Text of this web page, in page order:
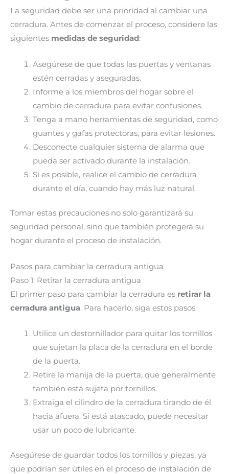
La seguridad debe ser una prioridad al cambiar una
cerradura. Antes de comenzar el proceso, considere las
siguientes medidas de seguridad:
Asegúrese de que todas las puertas y ventanas
estén cerradas y aseguradas.
Informe a los miembros del hogar sobre el
cambio de cerradura para evitar confusiones.
Tenga a mano herramientas de seguridad, como
guantes y gafas protectoras, para evitar lesiones.
Desconecte cualquier sistema de alarma que
pueda ser activado durante la instalación.
Si es posible, realice el cambio de cerradura
durante el día, cuando hay más luz natural.
Tomar estas precauciones no solo garantizará su
seguridad personal, sino que también protegerá su
hogar durante el proceso de instalación.
Pasos para cambiar la cerradura antigua
Paso 1: Retirar la cerradura antigua
El primer paso para cambiar la cerradura es retirar la
cerradura antigua. Para hacerlo, siga estos pasos:
Utilice un destornillador para quitar los tornillos
que sujetan la placa de la cerradura en el borde
de la puerta.
Retire la manija de la puerta, que generalmente
también está sujeta por tornillos.
Extraiga el cilindro de la cerradura tirando de él
hacia afuera. Si está atascado, puede necesitar
usar un poco de lubricante.
Asegúrese de guardar todos los tornillos y piezas, ya
que podrían ser útiles en el proceso de instalación de